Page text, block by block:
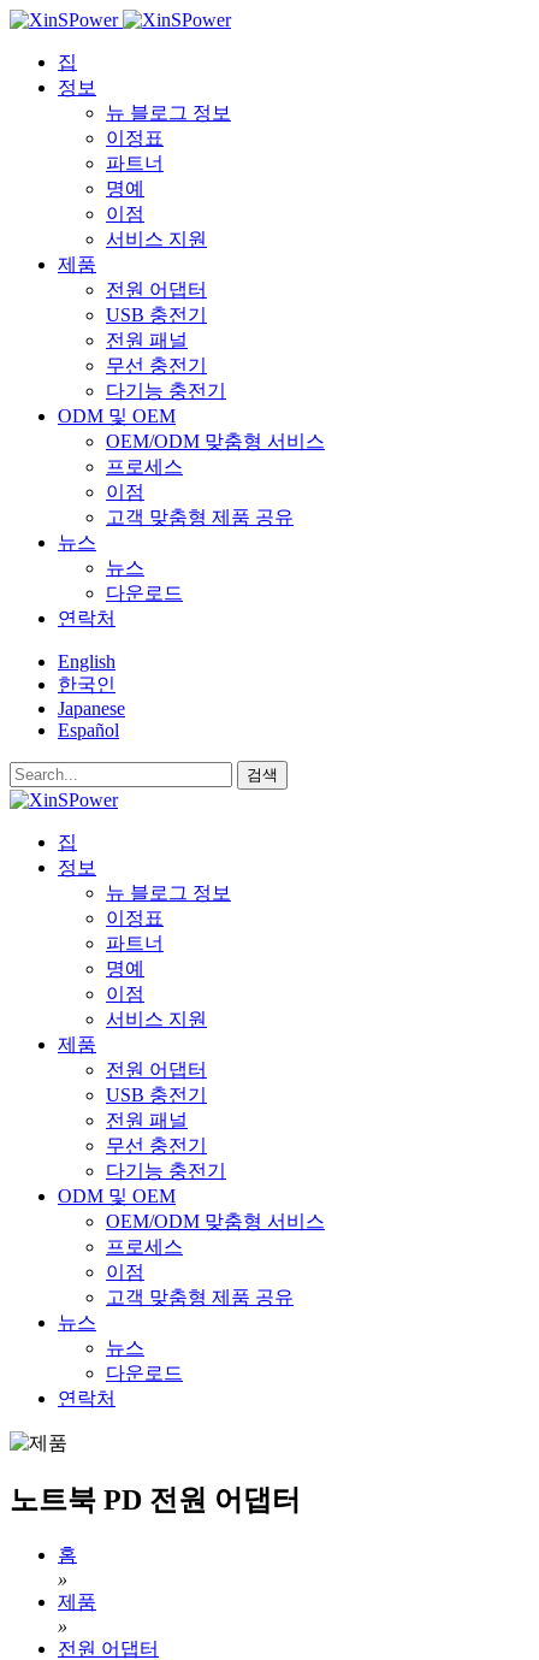
집
정보
뉴 블로그 정보
이정표
파트너
명예
이점
서비스 지원
제품
전원 어댑터
USB 충전기
전원 패널
무선 충전기
다기능 충전기
ODM 및 OEM
OEM/ODM 맞춤형 서비스
프로세스
이점
고객 맞춤형 제품 공유
뉴스
뉴스
다운로드
연락처
English
한국인
Japanese
Español
검색
집
정보
뉴 블로그 정보
이정표
파트너
명예
이점
서비스 지원
제품
전원 어댑터
USB 충전기
전원 패널
무선 충전기
다기능 충전기
ODM 및 OEM
OEM/ODM 맞춤형 서비스
프로세스
이점
고객 맞춤형 제품 공유
뉴스
뉴스
다운로드
연락처
노트북 PD 전원 어댑터
홈
»
제품
»
전원 어댑터